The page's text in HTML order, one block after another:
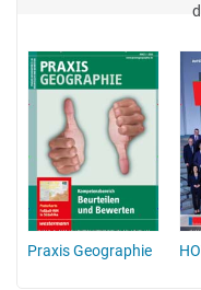
Praxis Geographie